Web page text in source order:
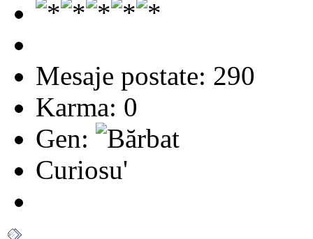
Mesaje postate: 290
Karma: 0
Gen:
Curiosu'